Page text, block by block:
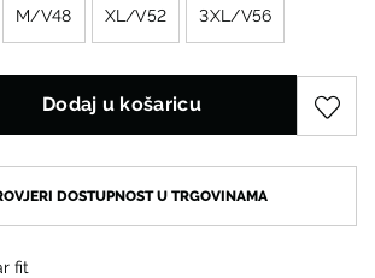
M/V48 XL/V52 3XL/V56
Dodaj u košaricu
DOSTUPNOST U TRGOVINAMA
fit